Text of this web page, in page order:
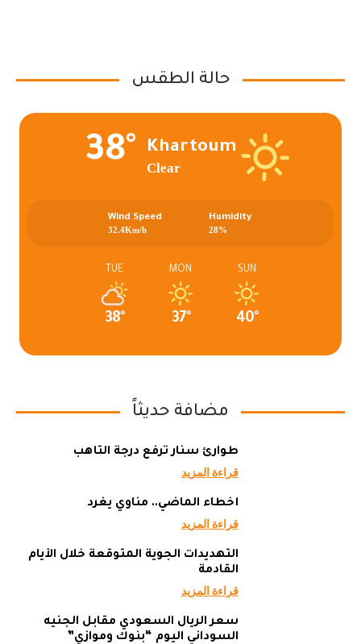
حالة الطقس
Khartoum
Clear
38°
Humidity
28%
Wind Speed
32.4Km/h
SUN
40°
MON
37°
TUE
38°
مضافة حديثاً
طوارئ سنار ترفع درجة التأهب
قراءة المزيد
أخطاء الماضي.. مناوي يغرد
قراءة المزيد
التهديدات الجوية المتوقعة خلال الأيام
القادمة
قراءة المزيد
سعر الريال السعودي مقابل الجنيه
السوداني اليوم “بنوك وموازي”